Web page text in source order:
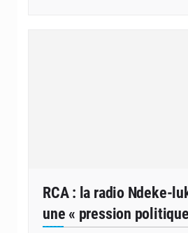
RCA : la radio Ndeke-
une « pression